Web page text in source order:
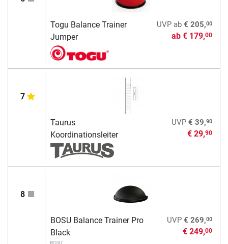
Togu Balance Trainer
Jumper
UVPab € 205,00
ab € 179,00
7
Taurus
Koordinationsleiter
UVP € 39,90
€ 29,90
8
BOSU Balance Trainer Pro
Black
UVP € 269,00
€ 249,00